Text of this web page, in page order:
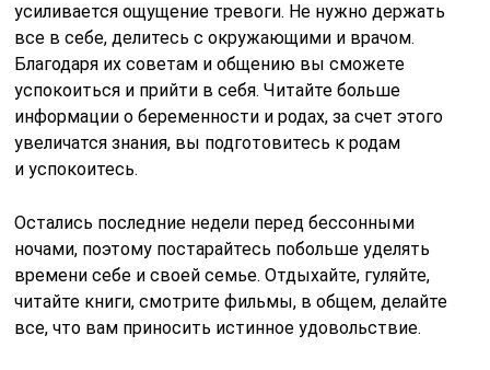
усиливается ощущение тревоги. Не нужно держать
все в себе, делитесь с окружающими и врачом.
Благодаря их советам и общению вы сможете
успокоиться и прийти в себя. Читайте больше
информации о беременности и родах, за счет этого
увеличатся знания, вы подготовитесь к родам
и успокоитесь.
Остались последние недели перед бессонными
ночами, поэтому постарайтесь побольше уделять
времени себе и своей семье. Отдыхайте, гуляйте,
читайте книги, смотрите фильмы, в общем, делайте
все, что вам приносить истинное удовольствие.